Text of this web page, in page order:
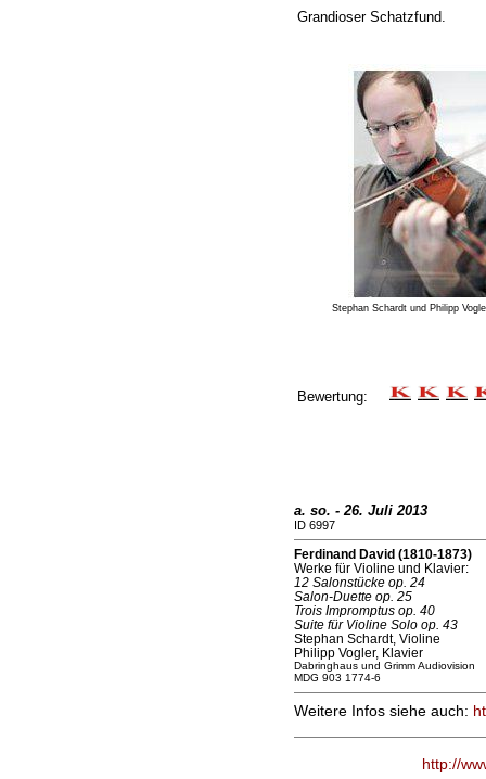
Grandioser Schatzfund.
Stephan Schardt und Philipp
Bewertung:
a. so. - 26. Juli 2013
ID 6997
Ferdinand David (1810-1873)
Werke für Violine und Klavier:
12 Salonstücke op. 24
Salon-Duette op. 25
Trois Impromptus op. 40
Suite für Violine Solo op. 43
Stephan Schardt, Violine
Philipp Vogler, Klavier
Dabringhaus und Grimm Audiovision
MDG 903 1774-6
Weitere Infos siehe auch:
http://